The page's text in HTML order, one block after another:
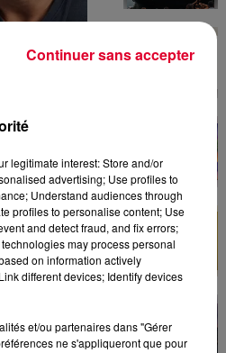
:Happy Hour
et actuel
legitimate interest: Store and/or
advertising; Use profiles to
Understand audiences through
profiles to personalise content; Use
and detect fraud, and fix errors;
may process personal
on information actively
different devices; Identify devices
et/ou partenaires dans "Gérer
ne s'appliqueront que pour
Continuer sans accepter